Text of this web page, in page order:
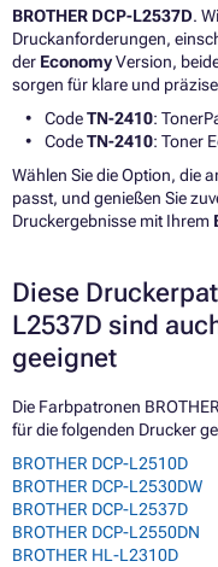
BROTHER DCP-L2537D.
Druckanforderungen,
der EconomyVersion,
sorgen für klare und
CodeTN-2410:
CodeTN-2410: Toner
Wählen Sie die Option, die
passt, und genießen Sie
Druckergebnisse mit Ihrem
Diese
L2537D sind
geeignet
Die Farbpatronen
für die folgenden Drucker
BROTHER DCP-L2510D
BROTHER DCP-L2530DW
BROTHER DCP-L2537D
BROTHER DCP-L2550DN
BROTHER HL-L2310D